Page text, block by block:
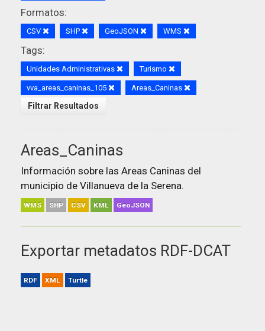
Formatos:
CSV SHP GeoJSON WMS
Tags:
Unidades Administrativas Turismo
vva_areas_caninas_105 Areas_Caninas
Filtrar Resultados
Areas_Caninas
Información sobre las Areas Caninas del
municipio de Villanueva de la Serena.
WMS SHP CSV KML GeoJSON
Exportar metadatos RDF-DCAT
RDF XML Turtle